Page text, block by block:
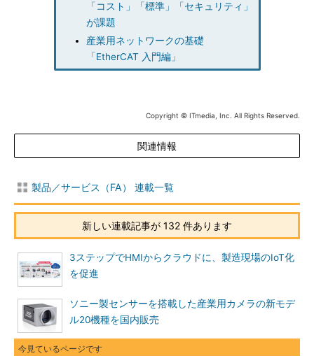
「コスト」「標準」「セキュリティ」
が課題
産業用ネットワークの基礎
「EtherCAT 入門編」
Copyright © ITmedia, Inc. All Rights Reserved.
関連情報
製品／サービス（FA） 連載一覧
新しい連載記事が 132 件あります
3ステップでHMIからクラウドに、製造現場のIoT化
を促進
ソニー製センサーを搭載した産業用カメラの新モデ
ル20機種を国内販売